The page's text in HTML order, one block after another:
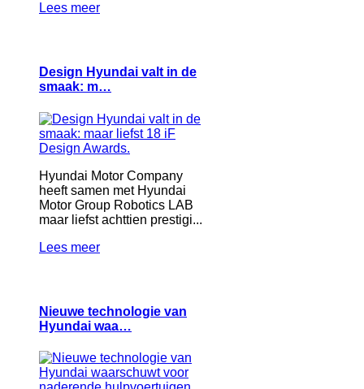
Lees meer
Design Hyundai valt in de
smaak: m…
Hyundai Motor Company
heeft samen met Hyundai
Motor Group Robotics LAB
maar liefst achttien prestigi...
Lees meer
Nieuwe technologie van
Hyundai waa…